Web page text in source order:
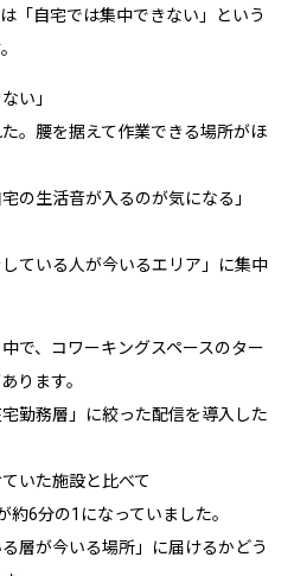
「自宅では集中できない」という
い」
。腰を据えて作業できる場所がほ
の生活音が入るのが気になる」
ている人が今いるエリア」に集中
で、コワーキングスペースのター
ります。
勤務層」に絞った配信を導入した
いた施設と比べて
6分の1になっていました。
層が今いる場所」に届けるかどう